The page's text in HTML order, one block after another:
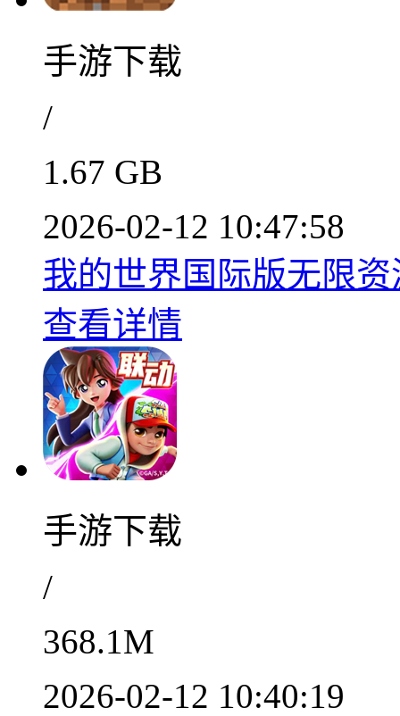
手游下载
/
1.67 GB
2026-02-12 10:47:58
我的世界国际版无限
查看详情
手游下载
/
368.1M
2026-02-12 10:40:19